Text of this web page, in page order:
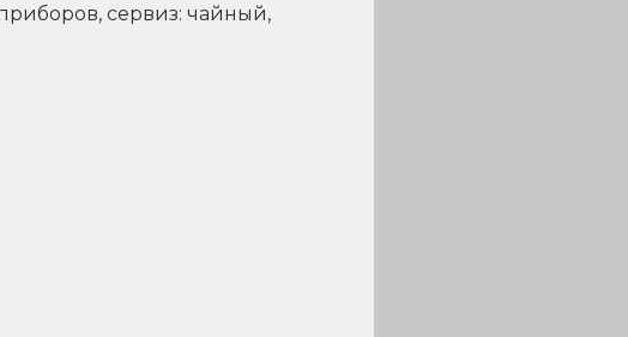
сервиз: чайный,